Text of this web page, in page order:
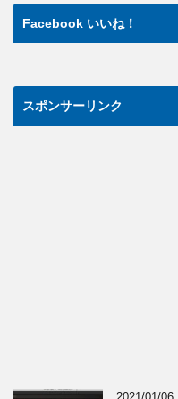
Facebook いいね！
スポンサーリンク